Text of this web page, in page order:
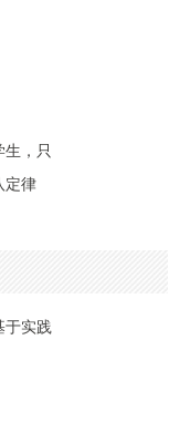
，只
定律
于实践